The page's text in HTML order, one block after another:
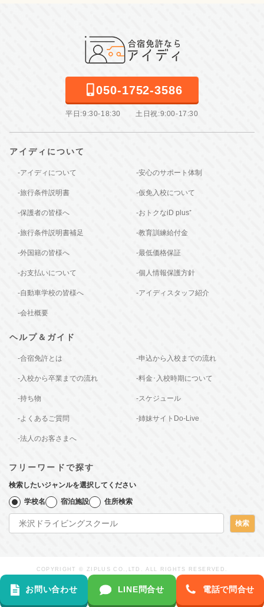
050-1752-3586
平日:9:30-18:30 土日祝:9:00-17:30
アイディについて
-アイディについて -安心のサポート体制
-旅行条件説明書 -仮免入校について
-保護者の皆様へ -おトクなiD plus⁺
-旅行条件説明書補足 -教育訓練給付金
-外国籍の皆様へ -最低価格保証
-お支払いについて -個人情報保護方針
-自動車学校の皆様へ -アイディスタッフ紹介
-会社概要
ヘルプ＆ガイド
-合宿免許とは -申込から入校までの流れ
-入校から卒業までの流れ -料金･入校時期について
-持ち物 -スケジュール
-よくあるご質問 -姉妹サイトDo-Live
-法人のお客さまへ
フリーワードで探す
検索したいジャンルを選択してください
学校名 宿泊施設 住所検索
検索
COPYRIGHT © ZIPLUS CO.,LTD. ALL RIGHTS RESERVED.
お問い合わせ LINE問合せ 電話で問合せ